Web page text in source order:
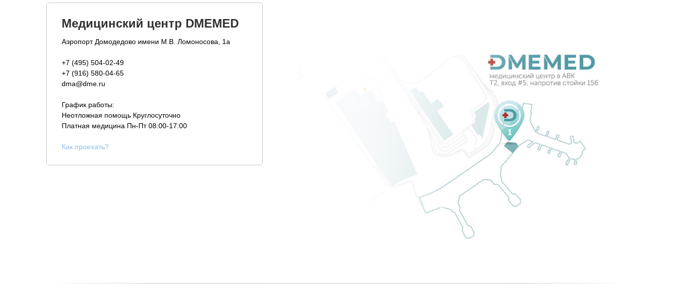
Медицинский центр DMEMED
Аэропорт Домодедово имени М.В. Ломоносова, 1а
+7 (495) 504-02-49
+7 (916) 580-04-65
dma@dme.ru
График работы:
Неотложная помощь Круглосуточно
Платная медицина Пн-Пт 08:00-17:00
Как проехать?